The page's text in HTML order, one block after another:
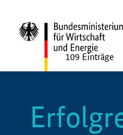
109 Einträge